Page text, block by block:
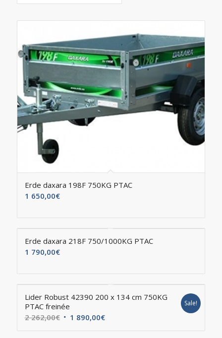
Erde daxara 198F 750KG PTAC
1 650,00€
Erde daxara 218F 750/1000KG PTAC
1 790,00€
Lider Robust 42390 200 x 134 cm 750KG
PTAC freinée
2 262,00€ 1 890,00€
Sale!